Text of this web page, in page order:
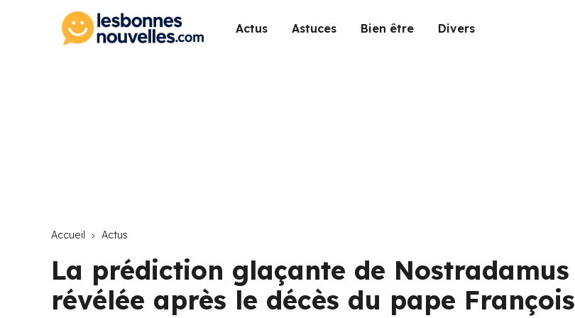
Actus Astuces Bien être Divers
Accueil Actus
La prédiction glaçante de Nostradamus
révélée après le décès du pape François